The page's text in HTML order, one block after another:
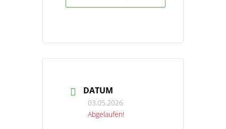
DATUM
03.05.2026
Abgelaufen!